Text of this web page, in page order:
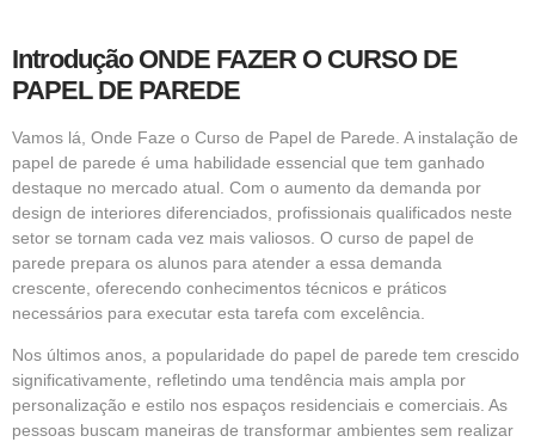
Introdução ONDE FAZER O CURSO DE
PAPEL DE PAREDE
Vamos lá, Onde Faze o Curso de Papel de Parede. A instalação de
papel de parede é uma habilidade essencial que tem ganhado
destaque no mercado atual. Com o aumento da demanda por
design de interiores diferenciados, profissionais qualificados neste
setor se tornam cada vez mais valiosos. O curso de papel de
parede prepara os alunos para atender a essa demanda
crescente, oferecendo conhecimentos técnicos e práticos
necessários para executar esta tarefa com excelência.
Nos últimos anos, a popularidade do papel de parede tem crescido
significativamente, refletindo uma tendência mais ampla por
personalização e estilo nos espaços residenciais e comerciais. As
pessoas buscam maneiras de transformar ambientes sem realizar